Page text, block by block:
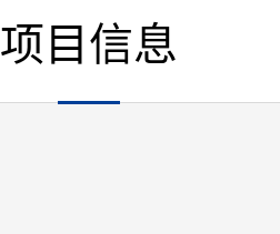
项目信息